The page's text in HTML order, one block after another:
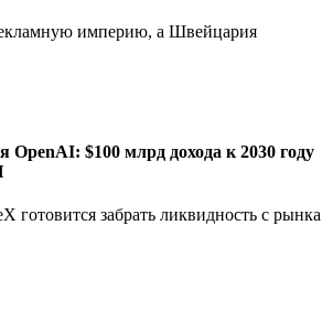
империю, а Швейцария
$100 млрд дохода к 2030 году
готовится забрать ликвидность с рынка